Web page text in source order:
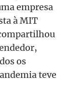
empresa
à MIT
os
teve